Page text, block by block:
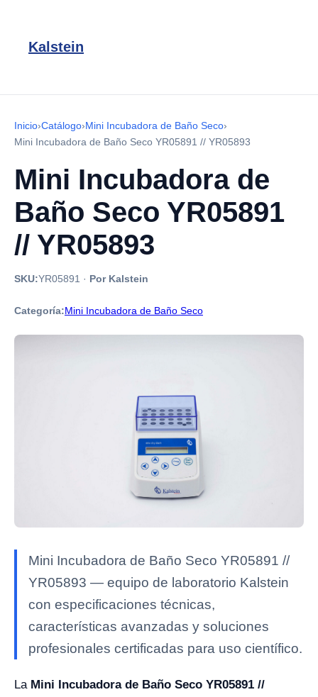
Kalstein
Inicio›Catálogo›Mini Incubadora de Baño Seco›
Mini Incubadora de Baño Seco YR05891 // YR05893
Mini Incubadora de
Baño Seco YR05891
// YR05893
SKU:YR05891 · Por Kalstein
Categoría:Mini Incubadora de Baño Seco
Mini Incubadora de Baño Seco YR05891 //
YR05893 — equipo de laboratorio Kalstein
con especificaciones técnicas,
características avanzadas y soluciones
profesionales certificadas para uso científico.
La Mini Incubadora de Baño Seco YR05891 //